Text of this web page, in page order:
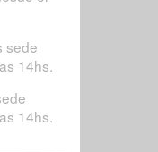
sede
14hs.
14hs.